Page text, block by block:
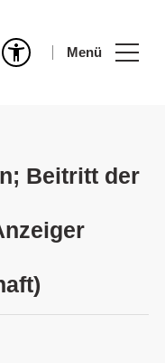
Menü
Beitritt der